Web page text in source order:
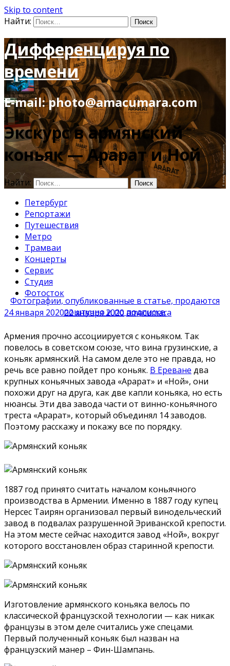
Skip to content
Найти:
Дифференцируя по
времени
E-mail: photo@amacumara.com
Экскурс в армянский
коньяк — Арарат и Ной
Найти:
Петербург
Репортажи
Путешествия
Метро
Трамваи
Концерты
Сервис
Студия
Фотосток
24 января 202022 января 2020amacumara
Фотографии, опубликованные в статье, продаются
поштучно и по подписке.
Армения прочно ассоциируется с коньяком. Так
повелось в советском союзе, что вина грузинские, а
коньяк армянский. На самом деле это не правда, но
речь все равно пойдет про коньяк. В Ереване два
крупных коньячных завода «Арарат» и «Ной», они
похожи друг на друга, как две капли коньяка, но есть
нюансы. Эти два завода части от винно-коньячного
треста «Арарат», который объединял 14 заводов.
Поэтому расскажу и покажу все по порядку.
1887 год принято считать началом коньячного
производства в Армении. Именно в 1887 году купец
Нерсес Таирян организовал первый винодельческий
завод в подвалах разрушенной Эриванской крепости.
На этом месте сейчас находится завод «Ной», вокруг
которого восстановлен образ старинной крепости.
Изготовление армянского коньяка велось по
классической французской технологии — как никак
французы в этом деле считались уже спецами.
Первый полученный коньяк был назван на
французский манер – Фин-Шампань.